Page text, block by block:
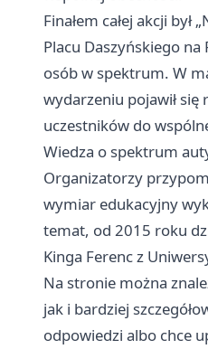
Finałem całej akcji
Placu Daszyńskiego
osób w spektrum. W
wydarzeniu pojawił
uczestników do
Wiedza o spektrum
Organizatorzy
wymiar edukacyjny
temat, od 2015 roku
Kinga Ferenc z
Na stronie można
jak i bardziej
odpowiedzi albo chce